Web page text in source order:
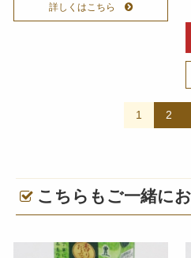
詳しくはこちら
ビ
ゲ
シ
1 2
こちらもご一緒に